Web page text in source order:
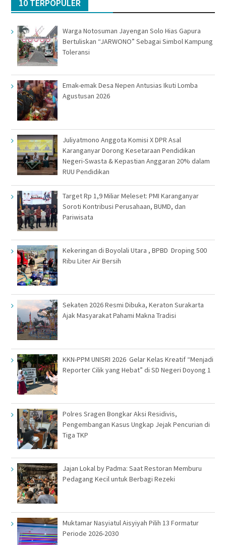
10 TERPOPULER
Warga Notosuman Jayengan Solo Hias Gapura
Bertuliskan “JARWONO” Sebagai Simbol Kampung
Toleransi
Emak-emak Desa Nepen Antusias Ikuti Lomba
Agustusan 2026
Juliyatmono Anggota Komisi X DPR Asal
Karanganyar Dorong Kesetaraan Pendidikan
Negeri-Swasta & Kepastian Anggaran 20% dalam
RUU Pendidikan
Target Rp 1,9 Miliar Meleset: PMI Karanganyar
Soroti Kontribusi Perusahaan, BUMD, dan
Pariwisata
Kekeringan di Boyolali Utara , BPBD Droping 500
Ribu Liter Air Bersih
Sekaten 2026 Resmi Dibuka, Keraton Surakarta
Ajak Masyarakat Pahami Makna Tradisi
KKN-PPM UNISRI 2026 Gelar Kelas Kreatif “Menjadi
Reporter Cilik yang Hebat” di SD Negeri Doyong 1
Polres Sragen Bongkar Aksi Residivis,
Pengembangan Kasus Ungkap Jejak Pencurian di
Tiga TKP
Jajan Lokal by Padma: Saat Restoran Memburu
Pedagang Kecil untuk Berbagi Rezeki
Muktamar Nasyiatul Aisyiyah Pilih 13 Formatur
Periode 2026-2030